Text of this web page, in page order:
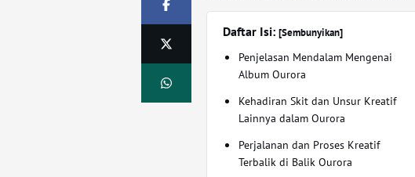
Daftar Isi:[Sembunyikan]
Penjelasan Mendalam Mengenai
Album Ourora
Kehadiran Skit dan Unsur Kreatif
Lainnya dalam Ourora
Perjalanan dan Proses Kreatif
Terbalik di Balik Ourora